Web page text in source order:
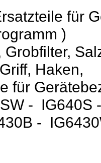
für
)
Haken,
für
-
-